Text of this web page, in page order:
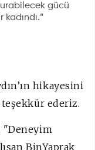
gücü
hikayesini
teşekkür ederiz.
"Deneyim
BinYaprak